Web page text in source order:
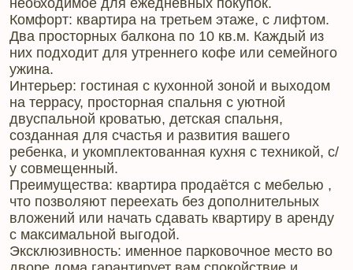
необходимое для ежедневных покупок.
Комфорт: квартира на третьем этаже, с лифтом.
Два просторных балкона по 10 кв.м. Каждый из
них подходит для утреннего кофе или семейного
ужина.
Интерьер: гостиная с кухонной зоной и выходом
на террасу, просторная спальня с уютной
двуспальной кроватью, детская спальня,
созданная для счастья и развития вашего
ребенка, и укомплектованная кухня с техникой, с/
у совмещенный.
Преимущества: квартира продаётся с мебелью ,
что позволяют переехать без дополнительных
вложений или начать сдавать квартиру в аренду
с максимальной выгодой.
Эксклюзивность: именное парковочное место во